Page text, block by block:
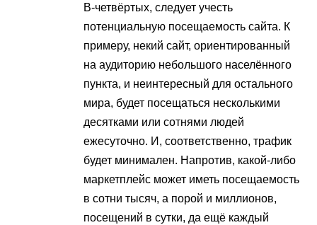
В-четвёртых, следует учесть
потенциальную посещаемость сайта. К
примеру, некий сайт, ориентированный
на аудиторию небольшого населённого
пункта, и неинтересный для остального
мира, будет посещаться несколькими
десятками или сотнями людей
ежесуточно. И, соответственно, трафик
будет минимален. Напротив, какой-либо
маркетплейс может иметь посещаемость
в сотни тысяч, а порой и миллионов,
посещений в сутки, да ещё каждый